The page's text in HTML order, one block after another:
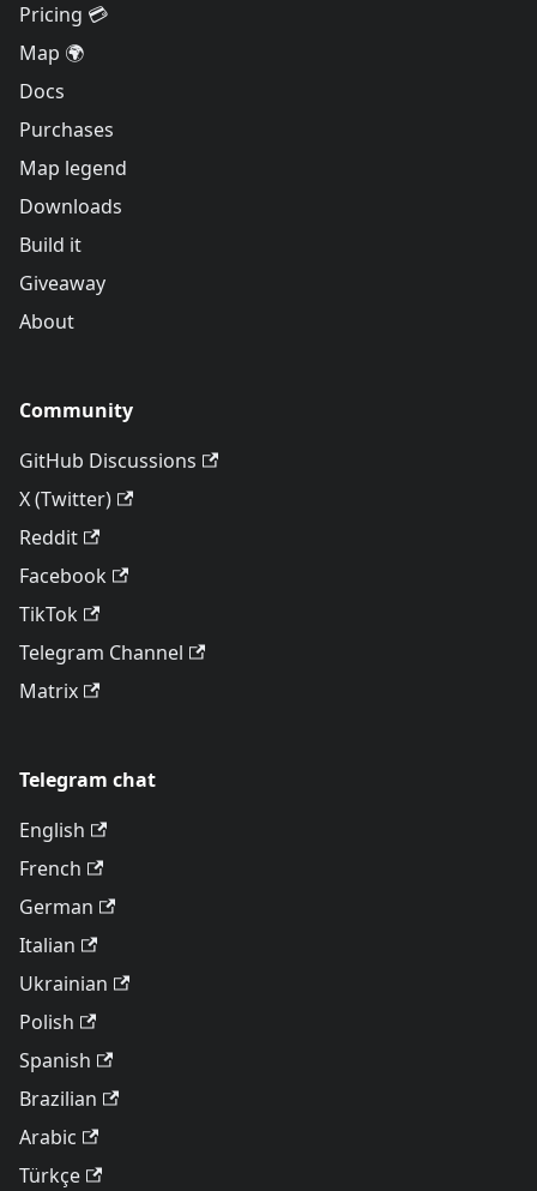
Pricing 💳
Map 🌍
Docs
Purchases
Map legend
Downloads
Build it
Giveaway
About
Community
GitHub Discussions
X (Twitter)
Reddit
Facebook
TikTok
Telegram Channel
Matrix
Telegram chat
English
French
German
Italian
Ukrainian
Polish
Spanish
Brazilian
Arabic
Türkçe